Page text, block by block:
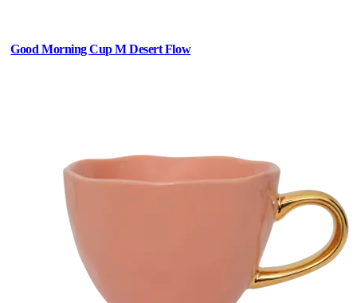
Good Morning Cup M Desert Flow